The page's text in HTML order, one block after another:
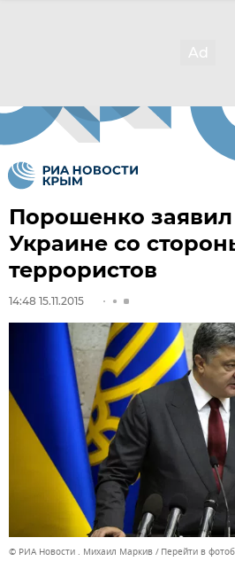
Порошенко заявил
Украине со
террористов
14:48 15.11.2015
© РИА Новости . Михаил Маркив Перейти в